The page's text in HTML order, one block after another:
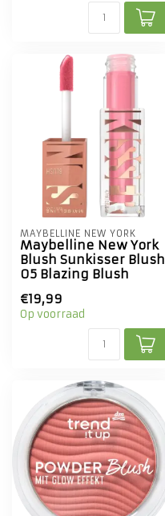
MAYBELLINE NEW YORK
Maybelline New York
Blush Sunkisser Blush
05 Blazing Blush
€19,99
Op voorraad